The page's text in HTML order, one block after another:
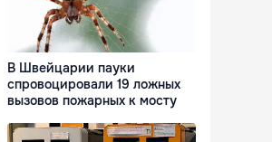
В Швейцарии пауки
спровоцировали 19 ложных
вызовов пожарных к мосту